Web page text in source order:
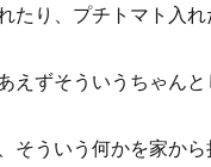
たり、プチトマト入
えずそういうちゃん
そういう何かを家か